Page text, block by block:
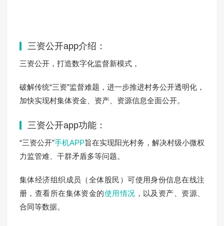
三资公开app介绍：
三资公开，打造数字化监督新模式，
破解传统“三资”监督难题，进一步推进村务公开透明化，
加快实现村集体资金、资产、资源信息全面公开。
三资公开app功能：
“三资公开”手机APP旨在实现阳光村务，解决村级小微权
力监管难、干群矛盾多等问题。
集体经济组织成员（全体股民）可使用身份信息在线注
册，查看所在集体资金的使用情况 ，以及资产、资源、
合同等数据。